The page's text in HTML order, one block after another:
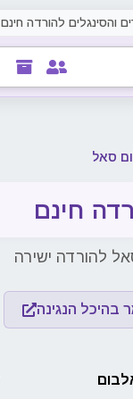
והסינגלים להורדה חינם
סאל
חינם
בהיכל הנגינה